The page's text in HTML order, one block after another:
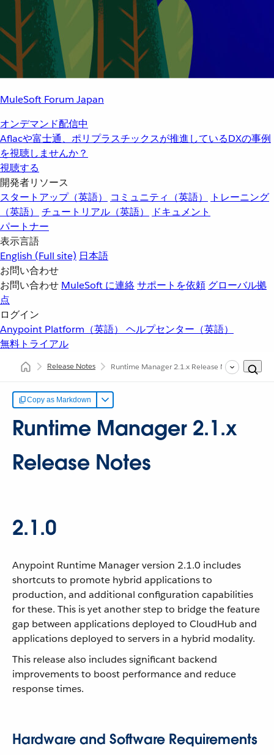
MuleSoft Forum Japan
オンデマンド配信中
Aflacや富士通、ポリプラスチックスが推進しているDXの事例
を視聴しませんか？
視聴する
開発者リソース
スタートアップ（英語）
コミュニティ（英語）
トレーニング
（英語）
チュートリアル（英語）
ドキュメント
パートナー
表示言語
English (Full site) 日本語
お問い合わせ
お問い合わせ MuleSoft に連絡サポートを依頼 グローバル拠
点
ログイン
Anypoint Platform（英語） ヘルプセンター（英語）
無料トライアル
Release Notes Runtime Manager 2.1.x Release Notes
Copy as Markdown
Runtime Manager 2.1.x
Release Notes
2.1.0
Anypoint Runtime Manager version 2.1.0 includes
shortcuts to promote hybrid applications to
production, and additional configuration capabilities
for these. This is yet another step to bridge the feature
gap between applications deployed to CloudHub and
applications deployed to servers in a hybrid modality.
This release also includes significant backend
improvements to boost performance and reduce
response times.
Hardware and Software Requirements